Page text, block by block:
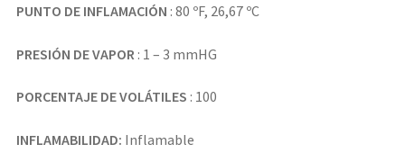
PUNTO DE INFLAMACIÓN : 80 ºF, 26,67 ºC
PRESIÓN DE VAPOR : 1 – 3 mmHG
PORCENTAJE DE VOLÁTILES : 100
INFLAMABILIDAD: Inflamable